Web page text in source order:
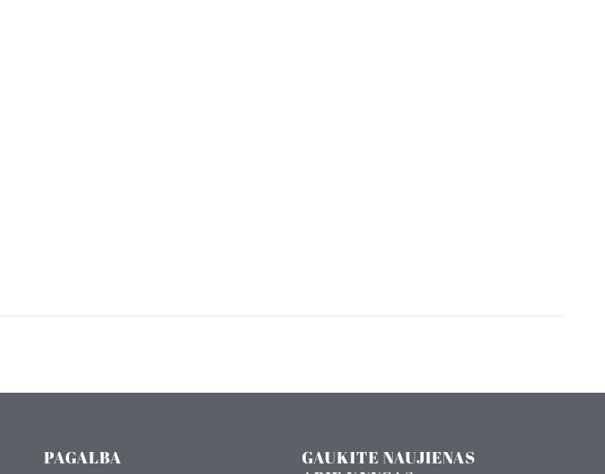
PAGALBA
GAUKITE NAUJIENAS